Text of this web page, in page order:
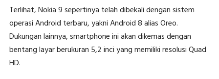
Terlihat, Nokia 9 sepertinya telah dibekali dengan sistem
operasi Android terbaru, yakni Android 8 alias Oreo.
Dukungan lainnya, smartphone ini akan dikemas dengan
bentang layar berukuran 5,2 inci yang memiliki resolusi Quad
HD.